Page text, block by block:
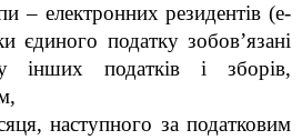
– електронних резидентів (е-
єдиного податку зобов’язані
інших податків і зборів,
наступного за податковим